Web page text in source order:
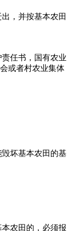
，并按基本农田
任书，国有农业
或者村农业集体
坏基本农田的基
农田的，必须报